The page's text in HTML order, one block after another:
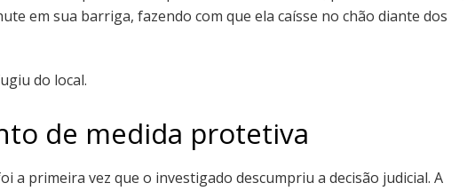
em sua barriga, fazendo com que ela caísse no chão diante dos
do local.
de medida protetiva
a primeira vez que o investigado descumpriu a decisão judicial. A